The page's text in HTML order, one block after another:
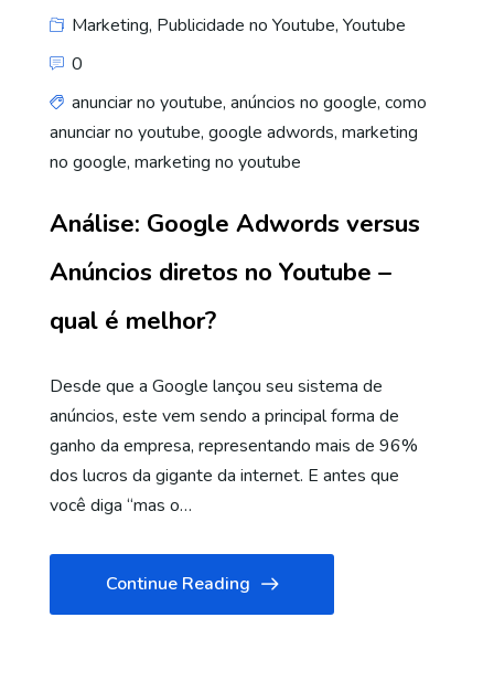
Marketing, Publicidade no Youtube, Youtube
0
anunciar no youtube, anúncios no google, como
anunciar no youtube, google adwords, marketing
no google, marketing no youtube
Análise: Google Adwords versus
Anúncios diretos no Youtube –
qual é melhor?
Desde que a Google lançou seu sistema de
anúncios, este vem sendo a principal forma de
ganho da empresa, representando mais de 96%
dos lucros da gigante da internet. E antes que
você diga “mas o…
Continue Reading